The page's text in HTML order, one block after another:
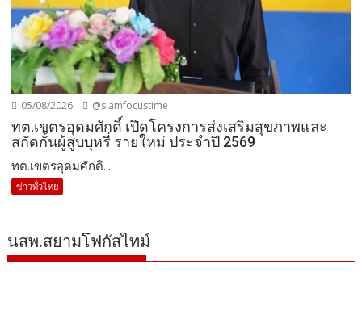
05/08/2026 @siamfocustime
ทต.เขตรอุดมศักดิ์ เปิดโครงการส่งเสริมสุขภาพและ
สกัดกั้นผู้สูบบุหรี่ รายใหม่ ประจำปี 2569
ทต.เขตรอุดมศักดิ...
ข่าวทั่วไทย
นสพ.สยามโฟกัสไทม์